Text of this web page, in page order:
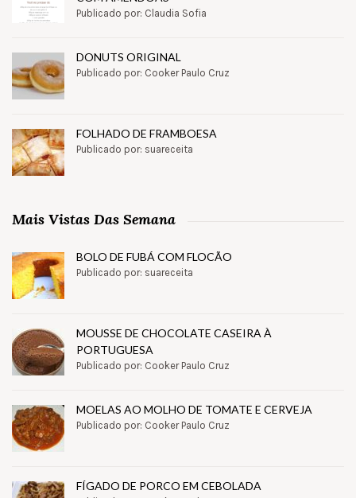
Publicado por: Claudia Sofia
DONUTS ORIGINAL
Publicado por: Cooker Paulo Cruz
FOLHADO DE FRAMBOESA
Publicado por: suareceita
Mais Vistas Das Semana
BOLO DE FUBÁ COM FLOCÃO
Publicado por: suareceita
MOUSSE DE CHOCOLATE CASEIRA À
PORTUGUESA
Publicado por: Cooker Paulo Cruz
MOELAS AO MOLHO DE TOMATE E CERVEJA
Publicado por: Cooker Paulo Cruz
FÍGADO DE PORCO EM CEBOLADA